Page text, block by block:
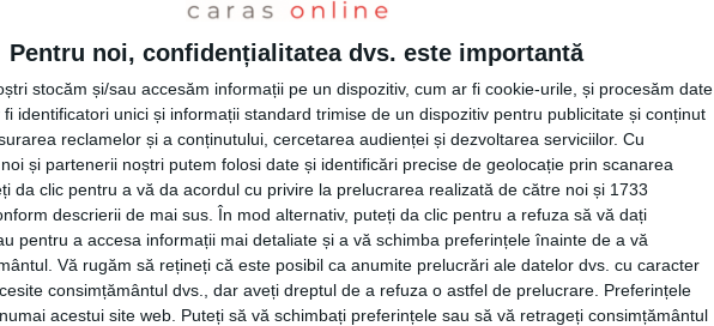
Pentru noi, confidențialitatea dvs. este importantă
stocăm și/sau accesăm informații pe un dispozitiv, cum ar fi cookie-urile, și procesăm date
identificatori unici și informații standard trimise de un dispozitiv pentru publicitate și conținut
reclamelor și a conținutului, cercetarea audienței și dezvoltarea serviciilor. Cu
și partenerii noștri putem folosi date și identificări precise de geolocație prin scanarea
da clic pentru a vă da acordul cu privire la prelucrarea realizată de către noi și 1733
descrierii de mai sus. În mod alternativ, puteți da clic pentru a refuza să vă dați
pentru a accesa informații mai detaliate și a vă schimba preferințele înainte de a vă
Vă rugăm să rețineți că este posibil ca anumite prelucrări ale datelor dvs. cu caracter
consimțământul dvs., dar aveți dreptul de a refuza o astfel de prelucrare. Preferințele
acestui site web. Puteți să vă schimbați preferințele sau să vă retrageți consimțământul